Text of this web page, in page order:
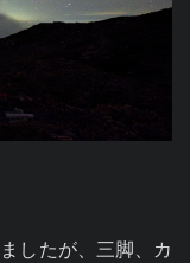
したが、三脚、カ